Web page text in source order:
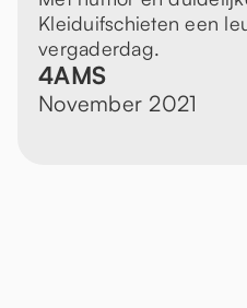
Kleiduifschieten een
vergaderdag.
4AMS
November 2021